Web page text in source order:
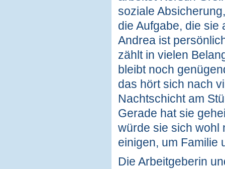
soziale
die Aufgabe, die sie
Andrea ist
zählt in vielen
bleibt noch
das hört sich nach
Nachtschicht am
Gerade hat sie
würde sie sich wohl
einigen, um Familie
Die Arbeitgeberin